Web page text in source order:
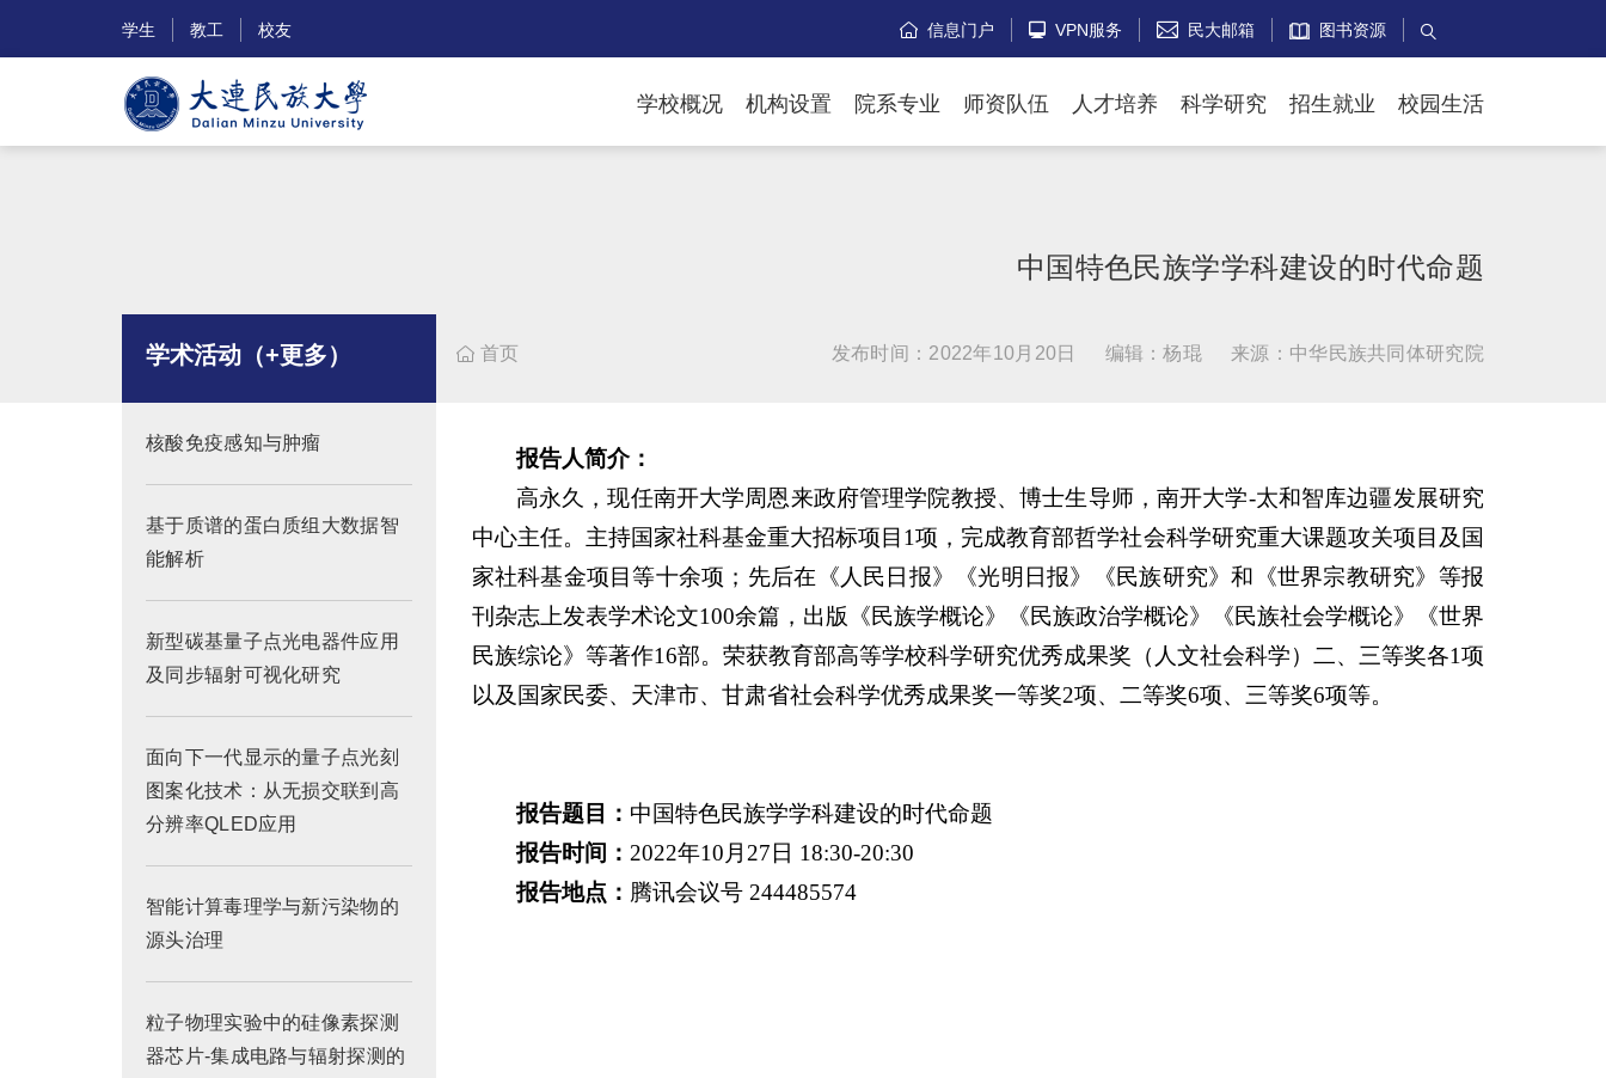
学生 教工 校友  信息门户  VPN服务  民大邮箱 图书资源 
学校概况 机构设置 院系专业 师资队伍 人才培养 科学研究 招生就业 校园生活
中国特色民族学学科建设的时代命题
 首页 发布时间：2022年10月20日 编辑：杨琨 来源：中华民族共同体研究院
学术活动（+更多）
核酸免疫感知与肿瘤
基于质谱的蛋白质组大数据智
能解析
新型碳基量子点光电器件应用
及同步辐射可视化研究
面向下一代显示的量子点光刻
图案化技术：从无损交联到高
分辨率QLED应用
智能计算毒理学与新污染物的
源头治理
粒子物理实验中的硅像素探测
器芯片-集成电路与辐射探测的
报告人简介：
高永久，现任南开大学周恩来政府管理学院教授、博士生导师，南开大学-太和智库边疆发展研究
中心主任。主持国家社科基金重大招标项目1项，完成教育部哲学社会科学研究重大课题攻关项目及国
家社科基金项目等十余项；先后在《人民日报》《光明日报》《民族研究》和《世界宗教研究》等报
刊杂志上发表学术论文100余篇，出版《民族学概论》《民族政治学概论》《民族社会学概论》《世界
民族综论》等著作16部。荣获教育部高等学校科学研究优秀成果奖（人文社会科学）二、三等奖各1项
以及国家民委、天津市、甘肃省社会科学优秀成果奖一等奖2项、二等奖6项、三等奖6项等。
报告题目： 中国特色民族学学科建设的时代命题
报告时间： 2022年10月27日 18:30-20:30
报告地点： 腾讯会议号 244485574